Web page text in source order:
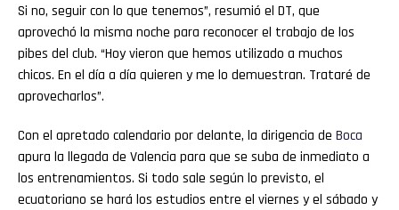
Si no, seguir con lo que tenemos”, resumió el DT, que
aprovechó la misma noche para reconocer el trabajo de los
pibes del club. “Hoy vieron que hemos utilizado a muchos
chicos. En el día a día quieren y me lo demuestran. Trataré de
aprovecharlos”.
Con el apretado calendario por delante, la dirigencia de Boca
apura la llegada de Valencia para que se suba de inmediato a
los entrenamientos. Si todo sale según lo previsto, el
ecuatoriano se hará los estudios entre el viernes y el sábado y